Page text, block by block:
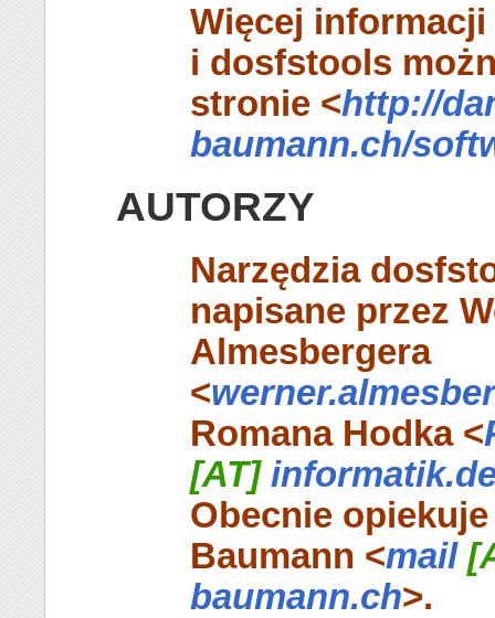
Więcej
i dosfstools
stronie <http://
baumann.ch/
AUTORZY
Narzędzia
napisane przez
Almesbergera
<
Romana Hodka <
[AT]
Obecnie
Baumann <mail
baumann.ch>.